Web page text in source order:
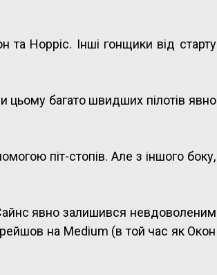
Норріс. Інші гонщики від старту
цьому багато швидших пілотів явно
піт-стопів. Але з іншого боку,
явно залишився невдоволеним
на Medium (в той час як Окон